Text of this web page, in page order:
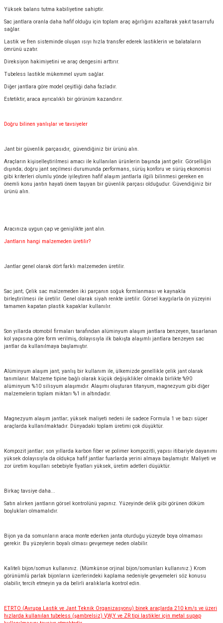
Yüksek balans tutma kabiliyetine sahiptir.
Sac jantlara oranla daha hafif olduğu için toplam araç ağırlığını azaltarak yakıt tasarrufu
sağlar.
Lastik ve fren sisteminde oluşan ısıyı hızla transfer ederek lastiklerin ve balataların
ömrünü uzatır.
Direksiyon hakimiyetini ve araç dengesini arttırır.
Tubeless lastikle mükemmel uyum sağlar.
Diğer jantlara göre model çeşitliği daha fazladır.
Estetiktir, araca ayrıcalıklı bir görünüm kazandırır.
Doğru bilinen yanlışlar ve tavsiyeler
Jant bir güvenlik parçasıdır, güvendiğiniz bir ürünü alın.
Araçların kişiselleştirilmesi amacı ile kullanılan ürünlerin başında jant gelir. Görselliğin
dışında; doğru jant seçilmesi durumunda performans, sürüş konforu ve sürüş ekonomisi
gibi kriterleri olumlu yönde iyileştiren hafif alaşım jantlarla ilgili bilinmesi gereken en
önemli konu jantın hayati önem taşıyan bir güvenlik parçası olduğudur. Güvendiğiniz bir
ürünü alın.
Aracınıza uygun çap ve genişlikte jant alın.
Jantların hangi malzemeden üretilir?
Jantlar genel olarak dört farklı malzemeden üretilir.
Sac jant; Çelik sac malzemeden iki parçanın soğuk formlanması ve kaynakla
birleştirilmesi ile üretilir. Genel olarak siyah renkte üretilir. Görsel kaygılarla ön yüzeyini
tamamen kapatan plastik kapaklar kullanılır.
Son yıllarda otomobil firmaları tarafından alüminyum alaşım jantlara benzeyen, tasarlanan
kol yapısına göre form verilmiş, dolayısıyla ilk bakışta alaşımlı jantlara benzeyen sac
jantlar da kullanılmaya başlamıştır.
Alüminyum alaşım jant; yanlış bir kullanım ile, ülkemizde genellikle çelik jant olarak
tanımlanır. Malzeme tipine bağlı olarak küçük değişiklikler olmakla birlikte %90
alüminyum %10 silisyum alaşımıdır. Alaşımı oluşturan titanyum, magnezyum gibi diğer
malzemelerin toplam miktarı %1 in altındadır.
Magnezyum alaşım jantlar; yüksek maliyeti nedeni ile sadece Formula 1 ve bazı süper
araçlarda kullanılmaktadır. Dünyadaki toplam üretimi çok düşüktür.
Kompozit jantlar; son yıllarda karbon fiber ve polimer kompozitli, yapısı itibariyle dayanımı
yüksek dolayısıyla da oldukça hafif jantlar fuarlarda yerini almaya başlamıştır. Maliyeti ve
zor üretim koşulları sebebiyle fiyatları yüksek, üretim adetleri düşüktür.
Birkaç tavsiye daha...
Satın alırken jantların görsel kontrolünü yapınız. Yüzeyinde delik gibi görünen döküm
boşlukları olmamalıdır.
Bijon ya da somunların araca monte ederken janta oturduğu yüzeyde boya olmaması
gerekir. Bu yüzeylerin boyalı olması gevşemeye neden olabilir.
Kaliteli bijon/somun kullanınız. (Mümkünse orjinal bijon/somunları kullanınız.) Krom
görünümlü parlak bijonların üzerlerindeki kaplama nedeniyle gevşemeleri söz konusu
olabilir, tercih etmeyin ya da belirli aralıklarla kontrol edin.
ETRTO (Avrupa Lastik ve Jant Teknik Organizasyonu) binek araçlarda 210 km/s ve üzeri
hızlarda kullanılan tubeless (şambrelsiz) V,W,Y ve ZR tipi lastikler için metal supap